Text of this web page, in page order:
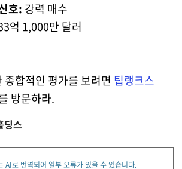
호: 강력 매수
억 1,000만 달러
합적인 평가를 보려면 팁랭크스
방문하라.
딩스
AI로 번역되어 일부 오류가 있을 수 있습니다.